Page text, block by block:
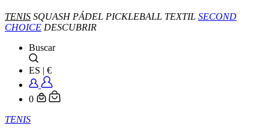
TENIS SQUASH PÁDEL PICKLEBALL TEXTIL SECOND
CHOICE DESCUBRIR
Buscar
ES | €
0
TENIS